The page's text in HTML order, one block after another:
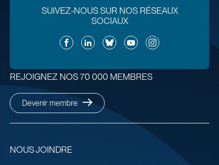
SUIVEZ-NOUS SUR NOS RÉSEAUX
SOCIAUX
FacebookLinkedInBlueskyYouTubeInstagram
NOUS JOINDRE
REJOIGNEZ NOS 70 000 MEMBRES
Devenir membre